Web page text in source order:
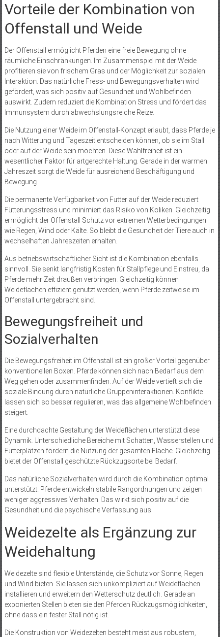
Vorteile der Kombination von
Offenstall und Weide
Der Offenstall ermöglicht Pferden eine freie Bewegung ohne
räumliche Einschränkungen. Im Zusammenspiel mit der Weide
profitieren sie von frischem Gras und der Möglichkeit zur sozialen
Interaktion. Das natürliche Fress- und Bewegungsverhalten wird
gefördert, was sich positiv auf Gesundheit und Wohlbefinden
auswirkt. Zudem reduziert die Kombination Stress und fördert das
Immunsystem durch abwechslungsreiche Reize.
Die Nutzung einer Weide im Offenstall-Konzept erlaubt, dass Pferde je
nach Witterung und Tageszeit entscheiden können, ob sie im Stall
oder auf der Weide sein möchten. Diese Wahlfreiheit ist ein
wesentlicher Faktor für artgerechte Haltung. Gerade in der warmen
Jahreszeit sorgt die Weide für ausreichend Beschäftigung und
Bewegung.
Die permanente Verfügbarkeit von Futter auf der Weide reduziert
Fütterungsstress und minimiert das Risiko von Koliken. Gleichzeitig
ermöglicht der Offenstall Schutz vor extremen Wetterbedingungen
wie Regen, Wind oder Kälte. So bleibt die Gesundheit der Tiere auch in
wechselhaften Jahreszeiten erhalten.
Aus betriebswirtschaftlicher Sicht ist die Kombination ebenfalls
sinnvoll. Sie senkt langfristig Kosten für Stallpflege und Einstreu, da
Pferde mehr Zeit draußen verbringen. Gleichzeitig können
Weideflächen effizient genutzt werden, wenn Pferde zeitweise im
Offenstall untergebracht sind.
Bewegungsfreiheit und
Sozialverhalten
Die Bewegungsfreiheit im Offenstall ist ein großer Vorteil gegenüber
konventionellen Boxen. Pferde können sich nach Bedarf aus dem
Weg gehen oder zusammenfinden. Auf der Weide vertieft sich die
soziale Bindung durch natürliche Gruppeninteraktionen. Konflikte
lassen sich so besser regulieren, was das allgemeine Wohlbefinden
steigert.
Eine durchdachte Gestaltung der Weideflächen unterstützt diese
Dynamik. Unterschiedliche Bereiche mit Schatten, Wasserstellen und
Futterplätzen fördern die Nutzung der gesamten Fläche. Gleichzeitig
bietet der Offenstall geschützte Rückzugsorte bei Bedarf.
Das natürliche Sozialverhalten wird durch die Kombination optimal
unterstützt. Pferde entwickeln stabile Rangordnungen und zeigen
weniger aggressives Verhalten. Das wirkt sich positiv auf die
Gesundheit und die psychische Verfassung aus.
Weidezelte als Ergänzung zur
Weidehaltung
Weidezelte sind flexible Unterstände, die Schutz vor Sonne, Regen
und Wind bieten. Sie lassen sich unkompliziert auf Weideflächen
installieren und erweitern den Wetterschutz deutlich. Gerade an
exponierten Stellen bieten sie den Pferden Rückzugsmöglichkeiten,
ohne dass ein fester Stall nötig ist.
Die Konstruktion von Weidezelten besteht meist aus robustem,